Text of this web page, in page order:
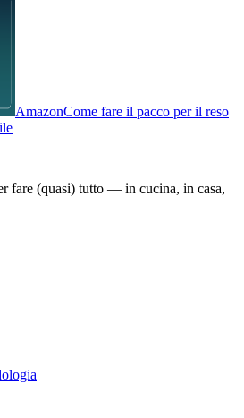
AmazonCome fare il pacco per il reso
fare (quasi) tutto — in cucina, in casa,